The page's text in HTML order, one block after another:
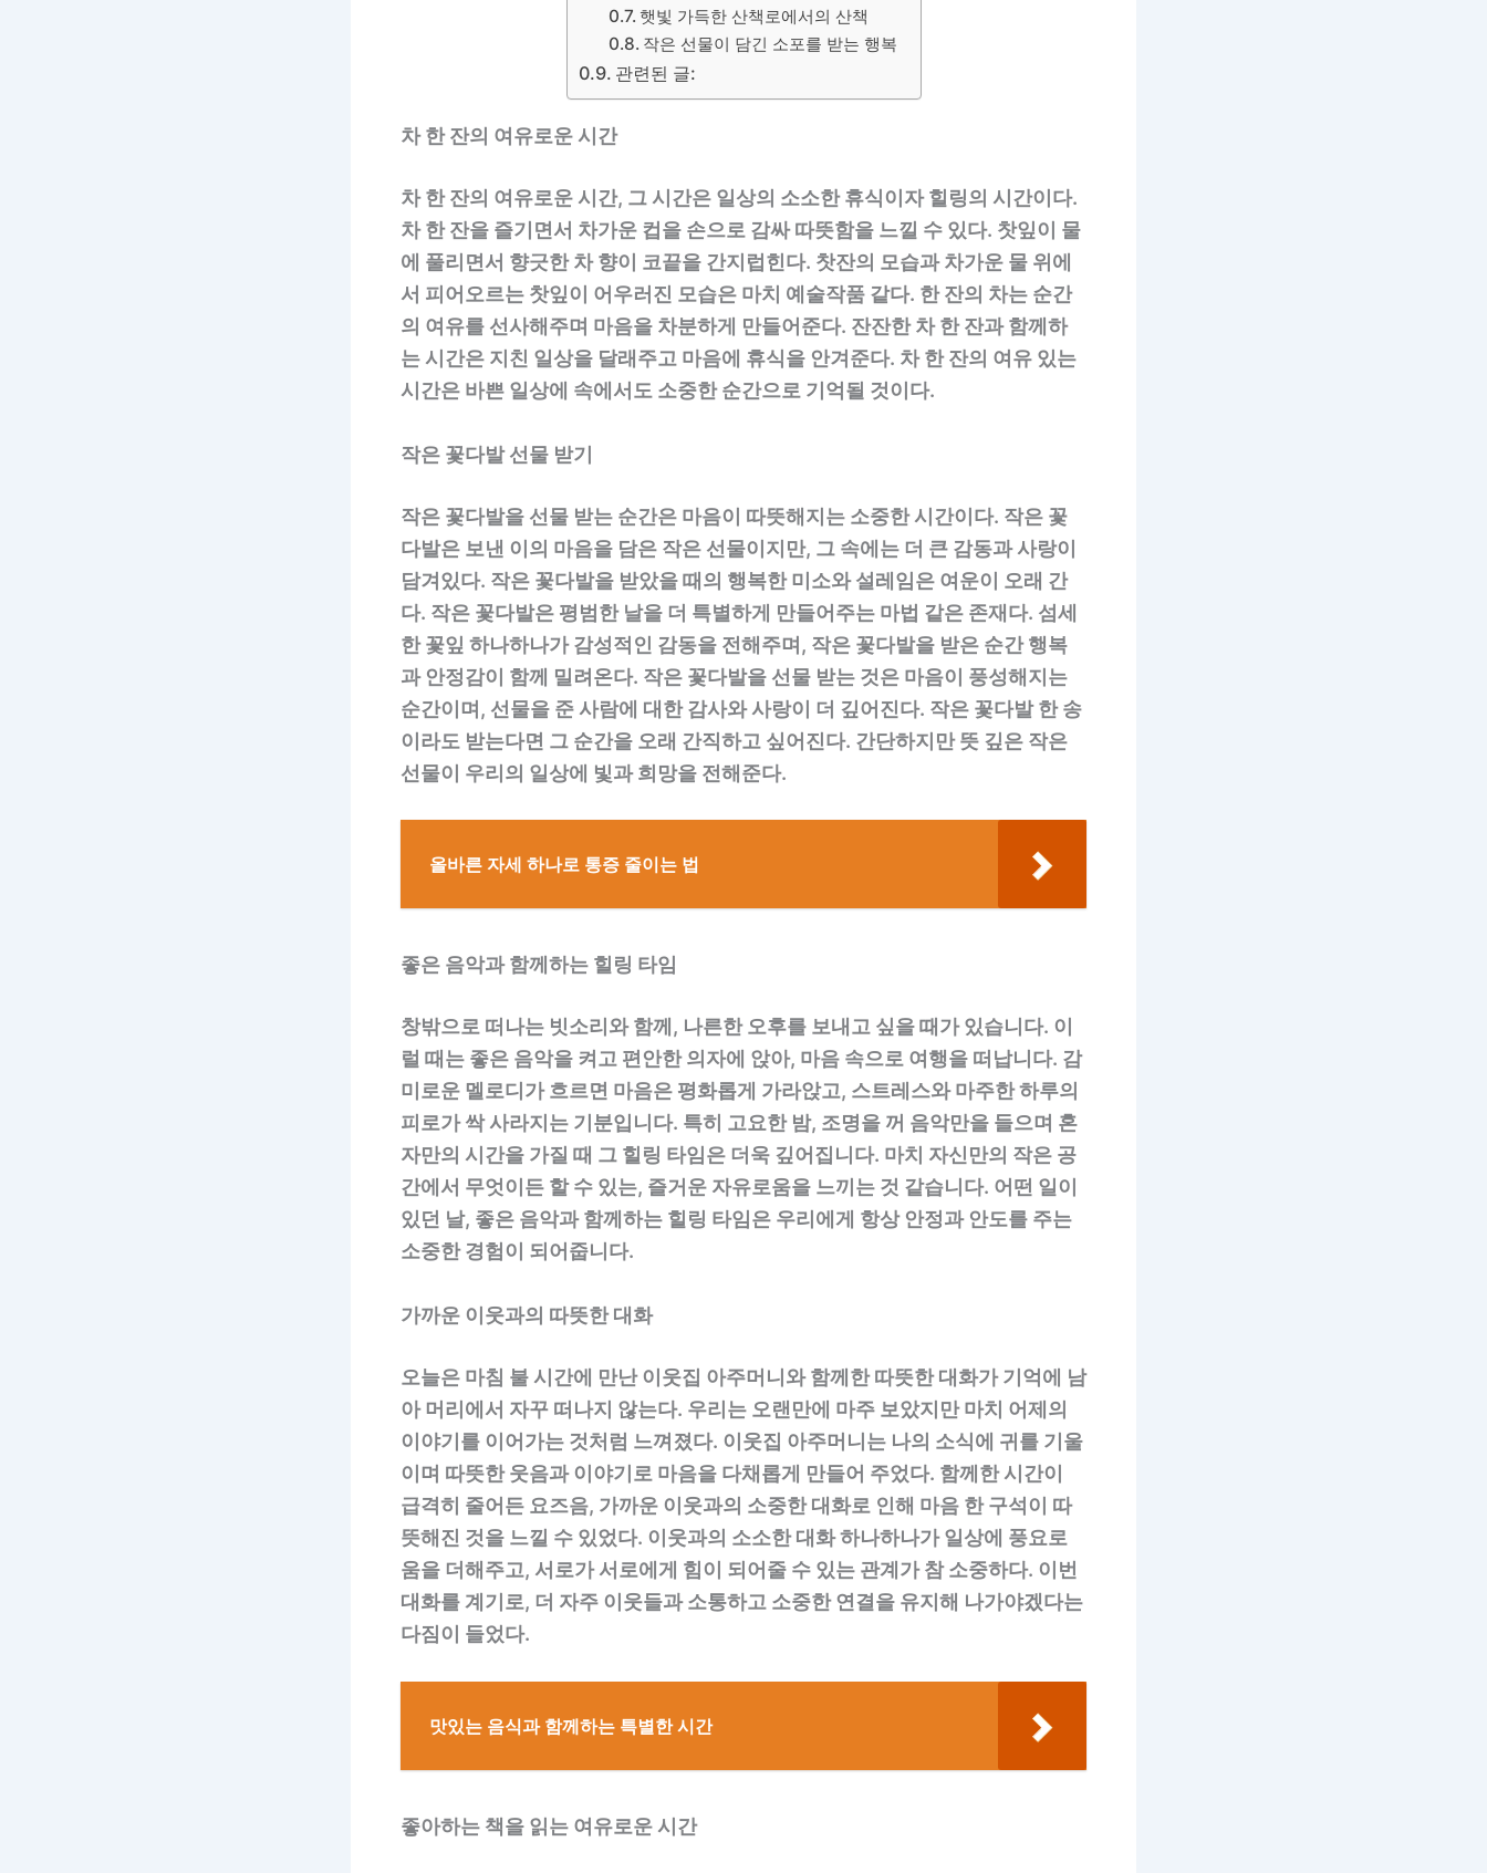
햇빛 가득한 산책로에서의 산책
작은 선물이 담긴 소포를 받는 행복
관련된 글:
차 한 잔의 여유로운 시간
차 한 잔의 여유로운 시간, 그 시간은 일상의 소소한 휴식이자 힐링의 시간이다.
차 한 잔을 즐기면서 차가운 컵을 손으로 감싸 따뜻함을 느낄 수 있다. 찻잎이 물
에 풀리면서 향긋한 차 향이 코끝을 간지럽힌다. 찻잔의 모습과 차가운 물 위에
서 피어오르는 찻잎이 어우러진 모습은 마치 예술작품 같다. 한 잔의 차는 순간
의 여유를 선사해주며 마음을 차분하게 만들어준다. 잔잔한 차 한 잔과 함께하
는 시간은 지친 일상을 달래주고 마음에 휴식을 안겨준다. 차 한 잔의 여유 있는
시간은 바쁜 일상에 속에서도 소중한 순간으로 기억될 것이다.
작은 꽃다발 선물 받기
작은 꽃다발을 선물 받는 순간은 마음이 따뜻해지는 소중한 시간이다. 작은 꽃
다발은 보낸 이의 마음을 담은 작은 선물이지만, 그 속에는 더 큰 감동과 사랑이
담겨있다. 작은 꽃다발을 받았을 때의 행복한 미소와 설레임은 여운이 오래 간
다. 작은 꽃다발은 평범한 날을 더 특별하게 만들어주는 마법 같은 존재다. 섬세
한 꽃잎 하나하나가 감성적인 감동을 전해주며, 작은 꽃다발을 받은 순간 행복
과 안정감이 함께 밀려온다. 작은 꽃다발을 선물 받는 것은 마음이 풍성해지는
순간이며, 선물을 준 사람에 대한 감사와 사랑이 더 깊어진다. 작은 꽃다발 한 송
이라도 받는다면 그 순간을 오래 간직하고 싶어진다. 간단하지만 뜻 깊은 작은
선물이 우리의 일상에 빛과 희망을 전해준다.
올바른 자세 하나로 통증 줄이는 법
좋은 음악과 함께하는 힐링 타임
창밖으로 떠나는 빗소리와 함께, 나른한 오후를 보내고 싶을 때가 있습니다. 이
럴 때는 좋은 음악을 켜고 편안한 의자에 앉아, 마음 속으로 여행을 떠납니다. 감
미로운 멜로디가 흐르면 마음은 평화롭게 가라앉고, 스트레스와 마주한 하루의
피로가 싹 사라지는 기분입니다. 특히 고요한 밤, 조명을 꺼 음악만을 들으며 혼
자만의 시간을 가질 때 그 힐링 타임은 더욱 깊어집니다. 마치 자신만의 작은 공
간에서 무엇이든 할 수 있는, 즐거운 자유로움을 느끼는 것 같습니다. 어떤 일이
있던 날, 좋은 음악과 함께하는 힐링 타임은 우리에게 항상 안정과 안도를 주는
소중한 경험이 되어줍니다.
가까운 이웃과의 따뜻한 대화
오늘은 마침 불 시간에 만난 이웃집 아주머니와 함께한 따뜻한 대화가 기억에 남
아 머리에서 자꾸 떠나지 않는다. 우리는 오랜만에 마주 보았지만 마치 어제의
이야기를 이어가는 것처럼 느껴졌다. 이웃집 아주머니는 나의 소식에 귀를 기울
이며 따뜻한 웃음과 이야기로 마음을 다채롭게 만들어 주었다. 함께한 시간이
급격히 줄어든 요즈음, 가까운 이웃과의 소중한 대화로 인해 마음 한 구석이 따
뜻해진 것을 느낄 수 있었다. 이웃과의 소소한 대화 하나하나가 일상에 풍요로
움을 더해주고, 서로가 서로에게 힘이 되어줄 수 있는 관계가 참 소중하다. 이번
대화를 계기로, 더 자주 이웃들과 소통하고 소중한 연결을 유지해 나가야겠다는
다짐이 들었다.
맛있는 음식과 함께하는 특별한 시간
좋아하는 책을 읽는 여유로운 시간